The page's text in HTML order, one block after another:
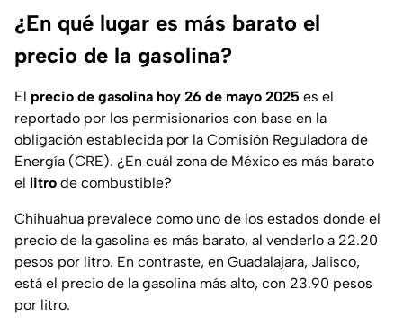
¿En qué lugar es más barato el
precio de la gasolina?
El precio de gasolina hoy 26 de mayo 2025 es el
reportado por los permisionarios con base en la
obligación establecida por la Comisión Reguladora de
Energía (CRE). ¿En cuál zona de México es más barato
el litro de combustible?
Chihuahua prevalece como uno de los estados donde el
precio de la gasolina es más barato, al venderlo a 22.20
pesos por litro. En contraste, en Guadalajara, Jalisco,
está el precio de la gasolina más alto, con 23.90 pesos
por litro.